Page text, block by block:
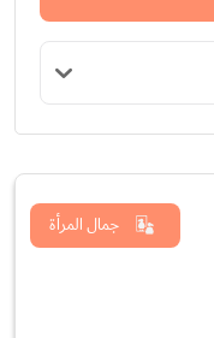
جمال المرأة